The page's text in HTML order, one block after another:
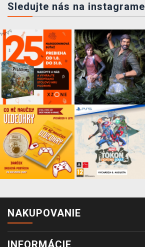
Sledujte nás na instagrame
NAKUPOVANIE
INFORMÁCIE